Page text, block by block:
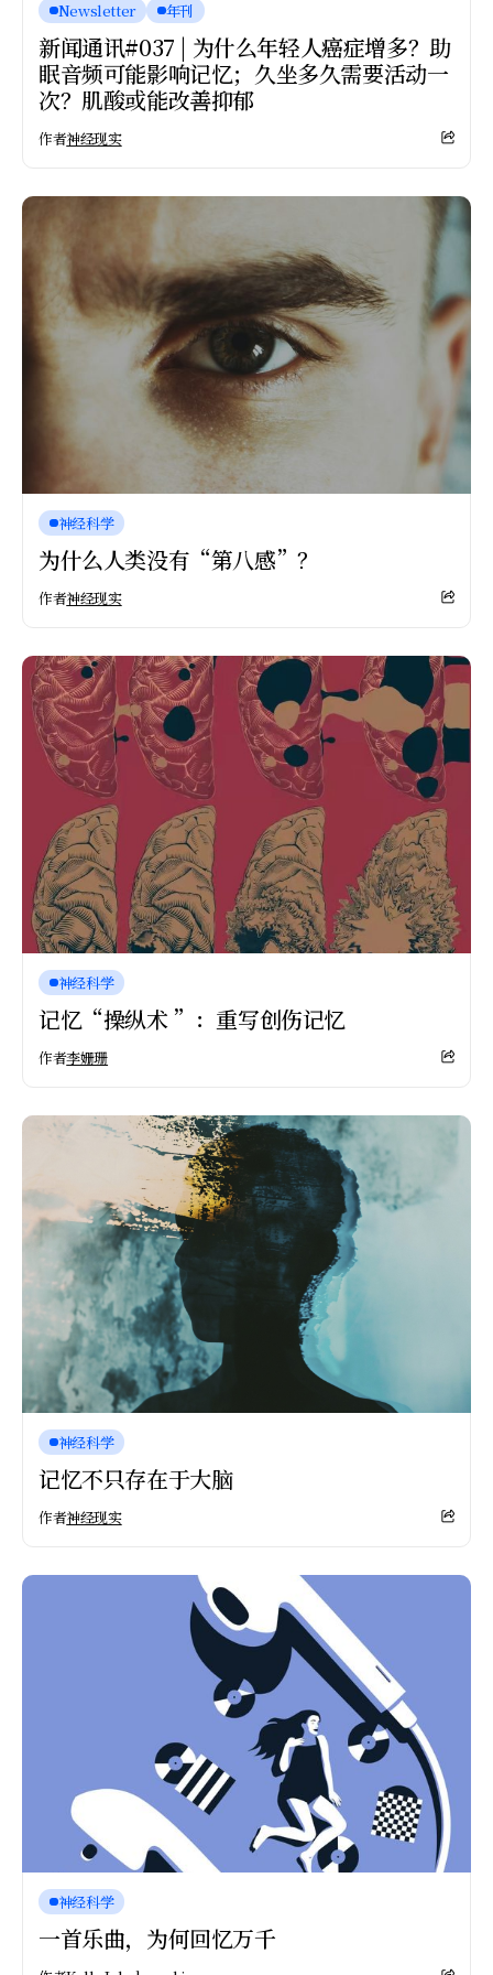
Newsletter 年刊
新闻通讯#037 | 为什么年轻人癌症增多？助
眠音频可能影响记忆；久坐多久需要活动一
次？肌酸或能改善抑郁
作者神经现实
神经科学
为什么人类没有“第八感”？
作者神经现实
神经科学
记忆“操纵术 ”：重写创伤记忆
作者李姗珊
神经科学
记忆不只存在于大脑
作者神经现实
神经科学
一首乐曲，为何回忆万千